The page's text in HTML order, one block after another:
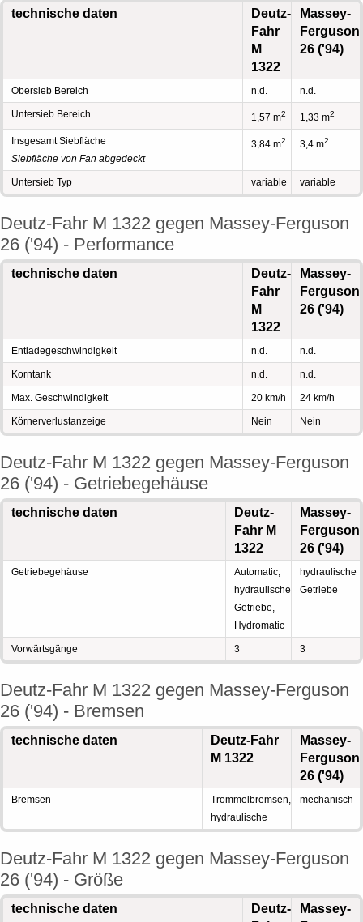
technische daten
Deutz-
Fahr
M
1322
Massey-
Ferguson
26 ('94)
Obersieb Bereich n.d. n.d.
Untersieb Bereich 1,57 m2 1,33 m2
Insgesamt Siebfläche
Siebfläche von Fan abgedeckt
3,84 m2 3,4 m2
Untersieb Typ variable variable
Deutz-Fahr M 1322 gegen Massey-Ferguson
26 ('94) - Performance
technische daten
Deutz-
Fahr
M
1322
Massey-
Ferguson
26 ('94)
Entladegeschwindigkeit n.d. n.d.
Korntank n.d. n.d.
Max. Geschwindigkeit 20 km/h 24 km/h
Körnerverlustanzeige Nein Nein
Deutz-Fahr M 1322 gegen Massey-Ferguson
26 ('94) - Getriebegehäuse
technische daten
Deutz-
Fahr M
1322
Massey-
Ferguson
26 ('94)
Getriebegehäuse
Automatic,
hydraulische
Getriebe,
Hydromatic
hydraulische
Getriebe
Vorwärtsgänge 3 3
Deutz-Fahr M 1322 gegen Massey-Ferguson
26 ('94) - Bremsen
technische daten
Deutz-Fahr
M 1322
Massey-
Ferguson
26 ('94)
Bremsen
Trommelbremsen,
hydraulische
mechanisch
Deutz-Fahr M 1322 gegen Massey-Ferguson
26 ('94) - Größe
technische daten
Deutz-
Massey-